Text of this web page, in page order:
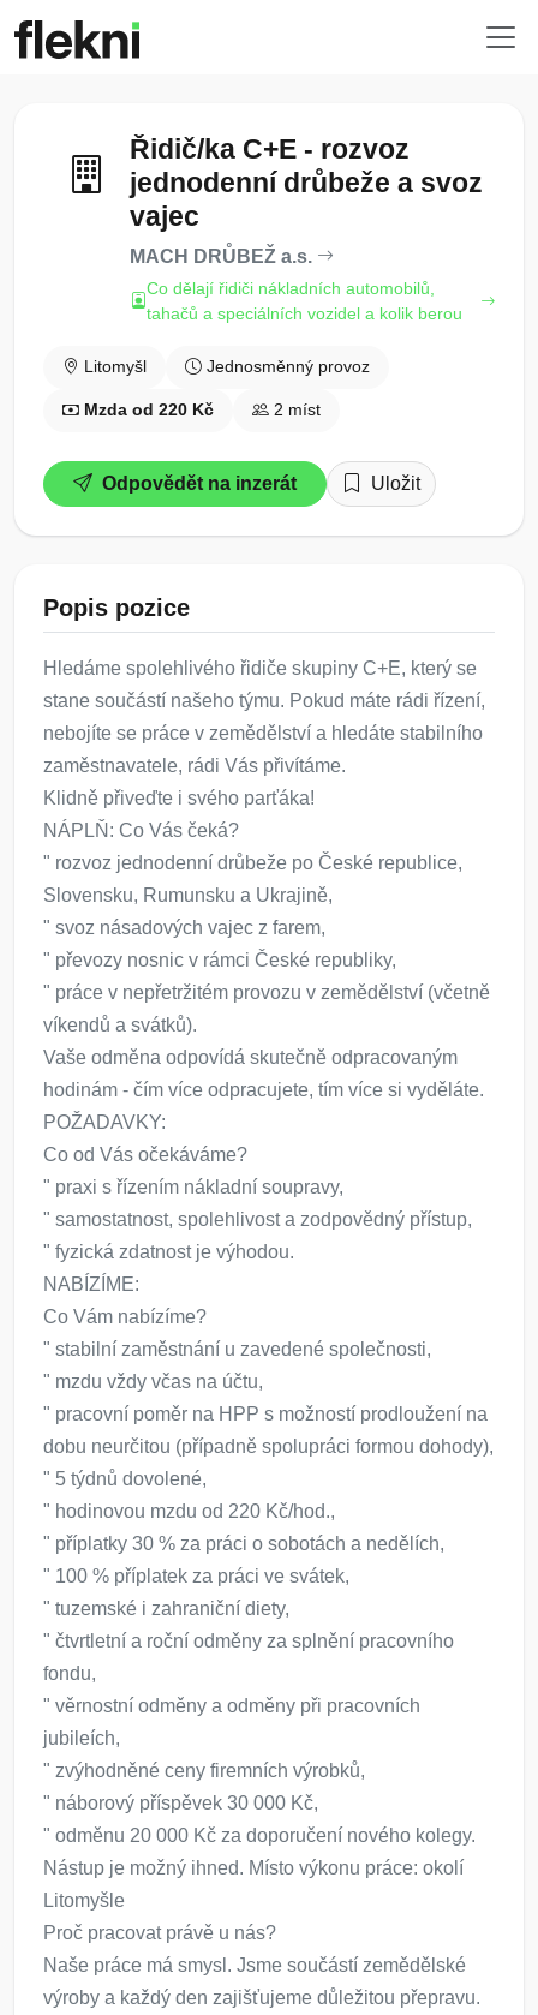
Řidič/ka C+E - rozvoz
jednodenní drůbeže a svoz
vajec
MACH DRŮBEŽ a.s.
Co dělají řidiči nákladních automobilů,
tahačů a speciálních vozidel a kolik berou
Litomyšl Jednosměnný provoz
Mzda od 220 Kč 2 míst
Odpovědět na inzerát Uložit
Popis pozice
Hledáme spolehlivého řidiče skupiny C+E, který se
stane součástí našeho týmu. Pokud máte rádi řízení,
nebojíte se práce v zemědělství a hledáte stabilního
zaměstnavatele, rádi Vás přivítáme.
Klidně přiveďte i svého parťáka!
NÁPLŇ: Co Vás čeká?
" rozvoz jednodenní drůbeže po České republice,
Slovensku, Rumunsku a Ukrajině,
" svoz násadových vajec z farem,
" převozy nosnic v rámci České republiky,
" práce v nepřetržitém provozu v zemědělství (včetně
víkendů a svátků).
Vaše odměna odpovídá skutečně odpracovaným
hodinám - čím více odpracujete, tím více si vyděláte.
POŽADAVKY:
Co od Vás očekáváme?
" praxi s řízením nákladní soupravy,
" samostatnost, spolehlivost a zodpovědný přístup,
" fyzická zdatnost je výhodou.
NABÍZÍME:
Co Vám nabízíme?
" stabilní zaměstnání u zavedené společnosti,
" mzdu vždy včas na účtu,
" pracovní poměr na HPP s možností prodloužení na
dobu neurčitou (případně spolupráci formou dohody),
" 5 týdnů dovolené,
" hodinovou mzdu od 220 Kč/hod.,
" příplatky 30 % za práci o sobotách a nedělích,
" 100 % příplatek za práci ve svátek,
" tuzemské i zahraniční diety,
" čtvrtletní a roční odměny za splnění pracovního
fondu,
" věrnostní odměny a odměny při pracovních
jubileích,
" zvýhodněné ceny firemních výrobků,
" náborový příspěvek 30 000 Kč,
" odměnu 20 000 Kč za doporučení nového kolegy.
Nástup je možný ihned. Místo výkonu práce: okolí
Litomyšle
Proč pracovat právě u nás?
Naše práce má smysl. Jsme součástí zemědělské
výroby a každý den zajišťujeme důležitou přepravu.